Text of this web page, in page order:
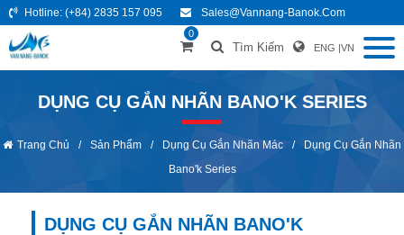
Hotline: (+84) 2835 157 095 Sales@vannang-Banok.com
0
Tìm Kiếm ENG |VN
DỤNG CỤ GẮN NHÃN BANO'K SERIES
Trang Chủ / Sản Phẩm / Dụng Cụ Gắn Nhãn Mác /
Dụng Cụ Gắn Nhãn
Bano'k Series
DỤNG CỤ GẮN NHÃN BANO'K